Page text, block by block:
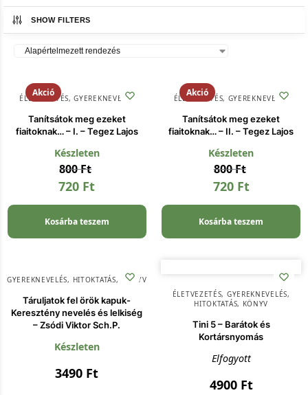
SHOW FILTERS
Akció
ÉLETVEZETÉS,GYEREKNEVELÉS
Tanítsátok meg ezeket
fiaitoknak… – I. – Tegez Lajos
Készleten
800Ft
720 Ft
Kosárba teszem
Akció
ÉLETVEZETÉS, GYEREKNEVELÉS
Tanítsátok meg ezeket
fiaitoknak… – II. – Tegez Lajos
Készleten
800Ft
720 Ft
Kosárba teszem
GYEREKNEVELÉS, HITOKTATÁS, KÖNYV
Táruljatok fel örök kapuk-
Keresztény nevelés és lelkiség
– Zsódi Viktor Sch.P.
Készleten
3490 Ft
ÉLETVEZETÉS, GYEREKNEVELÉS,
HITOKTATÁS, KÖNYV
Tini 5 – Barátok és
Kortársnyomás
Elfogyott
4900 Ft